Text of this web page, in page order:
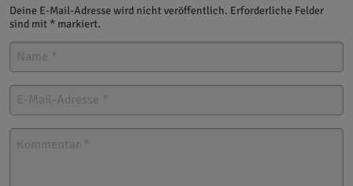
Deine E-Mail-Adresse wird nicht veröffentlich. Erforderliche Felder
sind mit * markiert.